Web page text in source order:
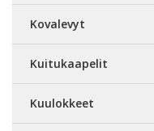
Kovalevyt
Kuitukaapelit
Kuulokkeet